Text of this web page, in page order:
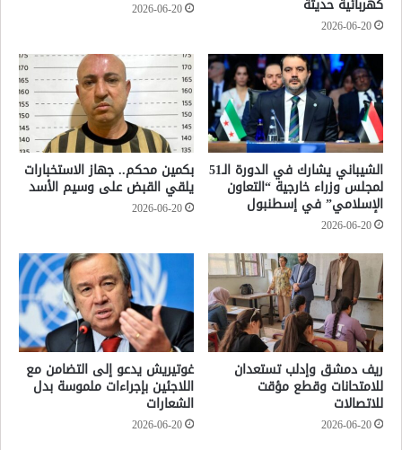
كهربائية حديثة
2026-06-20
2026-06-20
الشيباني يشارك في الدورة الـ51
لمجلس وزراء خارجية “التعاون
الإسلامي” في إسطنبول
2026-06-20
بكمين محكم.. جهاز الاستخبارات
يلقي القبض على وسيم الأسد
2026-06-20
ريف دمشق وإدلب تستعدان
للامتحانات وقطع مؤقت
للاتصالات
2026-06-20
غوتيريش يدعو إلى التضامن مع
اللاجئين بإجراءات ملموسة بدل
الشعارات
2026-06-20